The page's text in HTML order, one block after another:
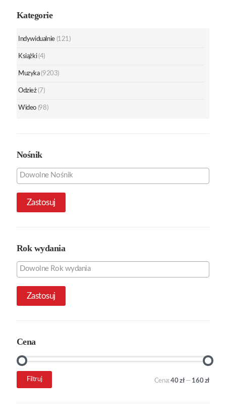
Kategorie
Indywidualnie (121)
Książki (4)
Muzyka (9203)
Odzież (7)
Wideo (98)
Nośnik
Zastosuj
Rok wydania
Zastosuj
Cena
Cena
Cena
Filtruj Cena:40 zł— 160 zł